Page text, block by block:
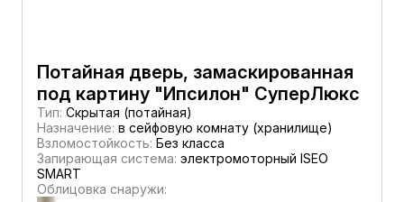
Потайная дверь, замаскированная
под картину "Ипсилон" СуперЛюкс
Тип: Скрытая (потайная)
Назначение: в сейфовую комнату (хранилище)
Взломостойкость: Без класса
Запирающая система: электромоторный ISEO
SMART
Облицовка снаружи: